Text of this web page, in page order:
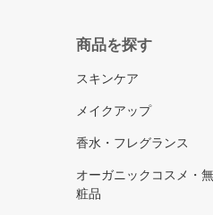
商品を探す
スキンケア
メイクアップ
香水・フレグランス
オーガニックコスメ・
粧品